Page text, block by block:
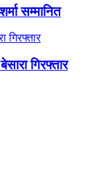
सम्मानित
गिरफ्तार